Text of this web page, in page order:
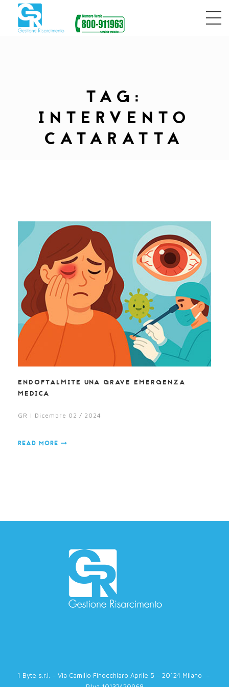
TAG:
INTERVENTO
CATARATTA
ENDOFTALMITE UNA GRAVE EMERGENZA
MEDICA
GR | Dicembre 02 / 2024
READ MORE
1 Byte s.r.l. – Via Camillo Finocchiaro Aprile 5 – 20124 Milano –